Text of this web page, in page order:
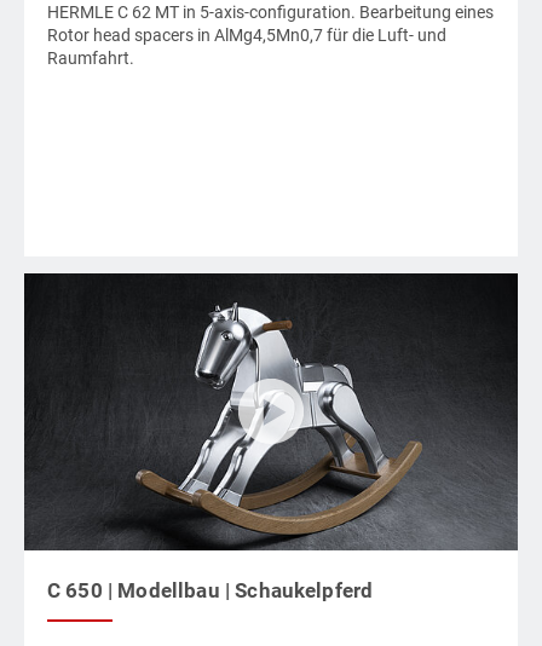
HERMLE C 62 MT in 5-axis-configuration. Bearbeitung eines
Rotor head spacers in AlMg4,5Mn0,7 für die Luft- und
Raumfahrt.
C 650 | Modellbau | Schaukelpferd